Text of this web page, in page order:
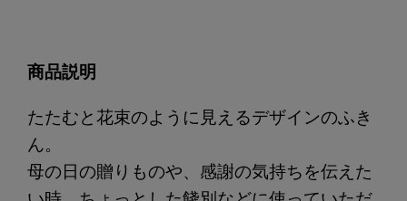
商品説明
たたむと花束のように見えるデザインのふき
ん。
母の日の贈りものや、感謝の気持ちを伝えた